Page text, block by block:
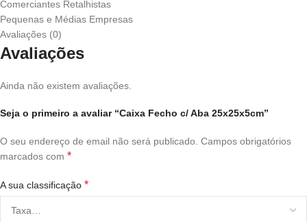
Comerciantes Retalhistas
Pequenas e Médias Empresas
Avaliações (0)
Avaliações
Ainda não existem avaliações.
Seja o primeiro a avaliar “Caixa Fecho c/ Aba 25x25x5cm”
O seu endereço de email não será publicado. Campos obrigatórios
marcados com *
A sua classificação *